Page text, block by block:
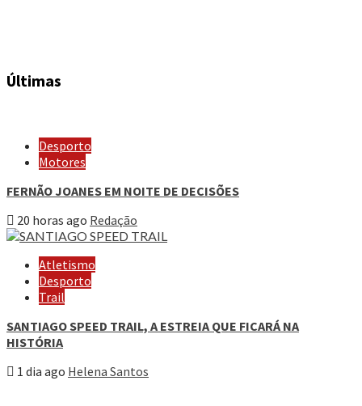
Últimas
Desporto
Motores
FERNÃO JOANES EM NOITE DE DECISÕES
20 horas ago Redação
Atletismo
Desporto
Trail
SANTIAGO SPEED TRAIL, A ESTREIA QUE FICARÁ NA
HISTÓRIA
1 dia ago Helena Santos